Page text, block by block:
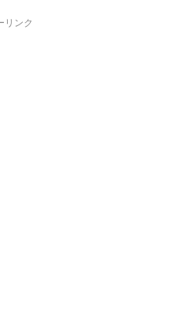
リンク